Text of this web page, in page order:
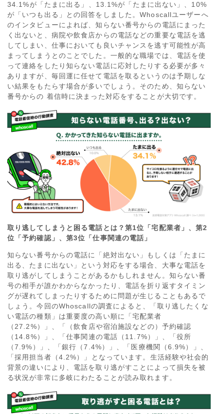
34.1%が「たまに出る」、13.1%が「たまに出ない」、10%
が「いつも出る」との回答をしました。Whoscallユーザーへ
のインタビューによれば、知らない番号からの電話にまった
く出ないと、病院や飲食店からの電話などの重要な電話を逃
してしまい、仕事においても良いチャンスを逃す可能性が高
まってしまうとのことでした。一般的な職場では、電話を使
って連絡をしたり知らない電話に応対したりする必要が多々
ありますが、毎回運に任せて電話を取るというのは予期しな
い結果をもたらす場合が多いでしょう。そのため、知らない
番号からの 着信時に決まった対応をすることが大切です。
取り逃してしまうと困る電話とは？第1位「宅配業者」、第2
位「予約確認」、第3位「仕事関連の電話」
知らない番号からの電話に「絶対出ない」もしくは「たまに
出る、たまに出ない」という対応をする場合、大事な電話を
取り逃がしてしまうことがあるかもしれません。知らない番
号の相手が誰かわからなかったり、電話を折り返すタイミン
グが遅れてしまったりするために問題が生じることもあるで
しょう。今回のWhoscallの調査によると、「取り逃したくな
い電話の種類」は重要度の高い順に「宅配業者
（27.2%）」、「（飲食店や宿泊施設などの）予約確認
（14.8%）」、「仕事関連の電話（11.7%）」、「役所
（7.9%）」、「銀行（7.4%）」、「医療機関（6.9%）」、
「採用担当者（4.2%）」となっています。生活経験や社会的
背景の違いにより、電話を取り逃がすことによって損失を被
る状況が非常に多岐にわたることが読み取れます。